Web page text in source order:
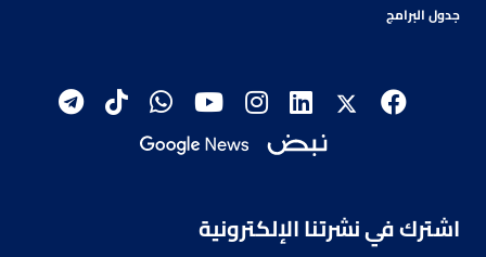
جدول البرامج
اشترك في نشرتنا الإلكترونية